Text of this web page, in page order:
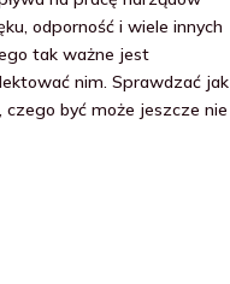
odporność i wiele innych
tak ważne jest
nim. Sprawdzać jak
czego być może jeszcze nie